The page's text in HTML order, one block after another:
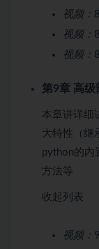
视频：
视频：
视频：
第9章 高级
本章讲详细
大特性（继
python的内
方法等
收起列表
视频：